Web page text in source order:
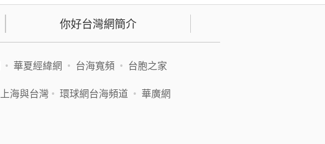
你好台灣網簡介
• 華夏經緯網 • 台海寬頻 • 台胞之家
上海與台灣 • 環球網台海頻道 • 華廣網